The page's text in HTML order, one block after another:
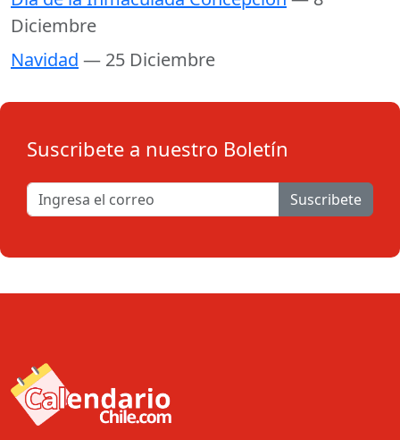
Diciembre
Navidad — 25 Diciembre
Suscribete a nuestro Boletín
Suscribete